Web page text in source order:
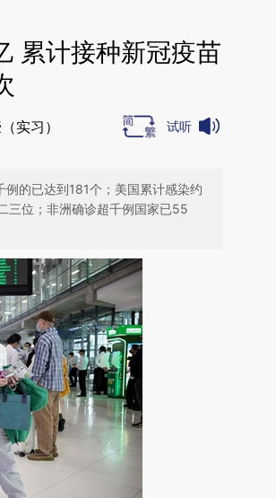
累计接种新冠疫苗
实习） 试听
的已达到181个；美国累计感染约
三位；非洲确诊超千例国家已55